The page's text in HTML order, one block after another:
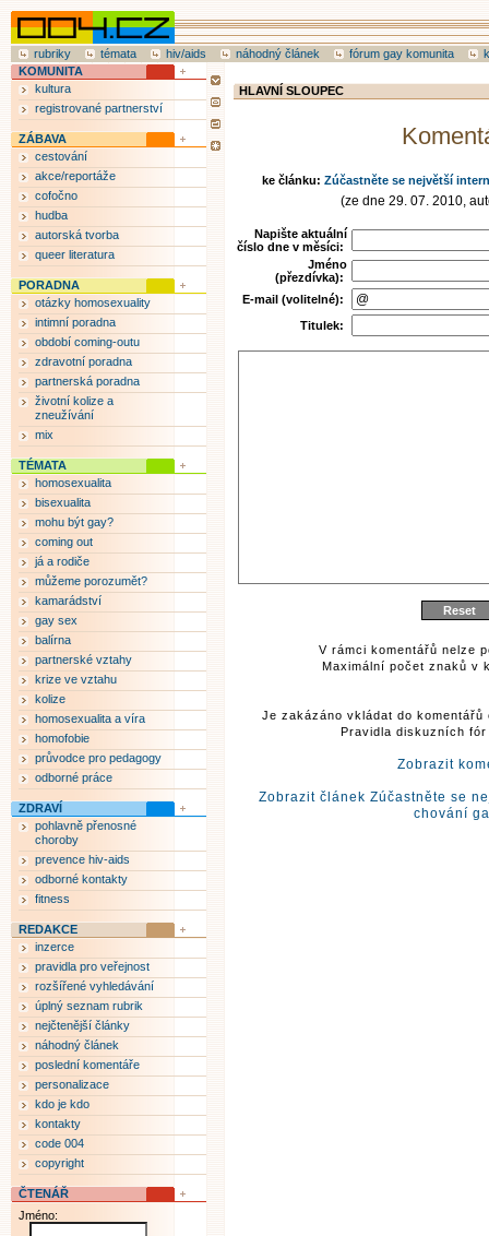
rubriky témata hiv/aids náhodný článek fórum gay komunita
HLAVNÍ SLOUPEC
ke článku: Zúčastněte se největší
(ze dne 29. 07. 2010,
Napište aktuální
číslo dne v měsíci:
Jméno
(přezdívka):
E-mail (volitelné):
Titulek:
V rámci komentářů nelze
Maximální počet znaků v
Je zakázáno vkládat do
Pravidla diskuzních
Zobrazit
Zobrazit článek Zúčastněte se
chování
KOMUNITA
kultura
registrované partnerství
ZÁBAVA
cestování
akce/reportáže
cofočno
hudba
autorská tvorba
queer literatura
PORADNA
otázky homosexuality
intimní poradna
období coming-outu
zdravotní poradna
partnerská poradna
životní kolize a
zneužívání
mix
TÉMATA
homosexualita
bisexualita
mohu být gay?
coming out
já a rodiče
můžeme porozumět?
kamarádství
gay sex
balírna
partnerské vztahy
krize ve vztahu
kolize
homosexualita a víra
homofobie
průvodce pro pedagogy
odborné práce
ZDRAVÍ
pohlavně přenosné
choroby
prevence hiv-aids
odborné kontakty
fitness
REDAKCE
inzerce
pravidla pro veřejnost
rozšířené vyhledávání
úplný seznam rubrik
nejčtenější články
náhodný článek
poslední komentáře
personalizace
kdo je kdo
kontakty
code 004
copyright
ČTENÁŘ
Jméno: